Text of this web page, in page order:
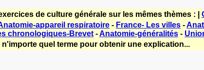
de culture générale sur les mêmes thèmes : |
appareil respiratoire - France- Les villes -
chronologiques-Brevet -Anatomie-généralités -
n'importe quel terme pour obtenir une explication...